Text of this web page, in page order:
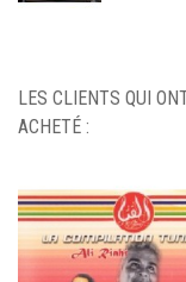
LES CLIENTS QUI
ACHETÉ :